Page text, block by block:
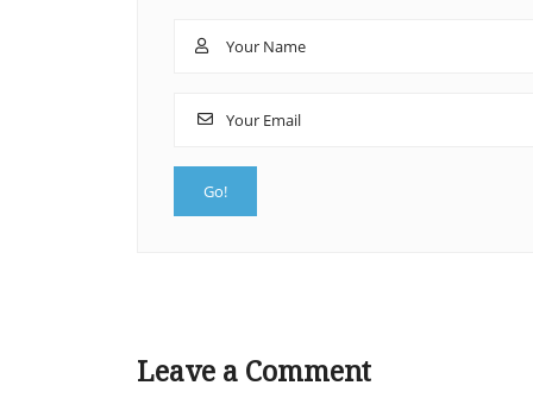
Leave a Comment